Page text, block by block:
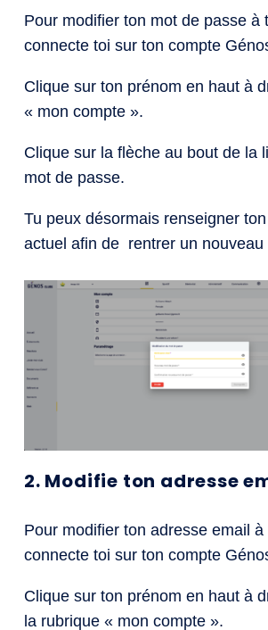
Pour modifier ton mot de passe à
connecte toi sur ton compte
Clique sur ton prénom en haut à
« mon compte ».
Clique sur la flèche au bout de la
mot de passe.
Tu peux désormais renseigner
actuel afin de rentrer un nouveau
2. Modifie ton adresse
Pour modifier ton adresse email
connecte toi sur ton compte
Clique sur ton prénom en haut à
la rubrique « mon compte ».